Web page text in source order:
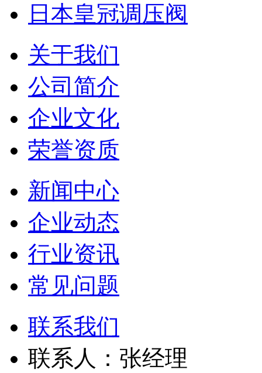
日本皇冠调压阀
关于我们
公司简介
企业文化
荣誉资质
新闻中心
企业动态
行业资讯
常见问题
联系我们
联系人：张经理